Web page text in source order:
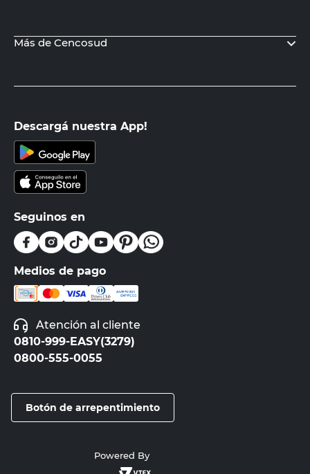
Más de Cencosud
Descargá nuestra App!
Seguinos en
Medios de pago
Atención al cliente
0810-999-EASY(3279)
0800-555-0055
Botón de arrepentimiento
Powered By